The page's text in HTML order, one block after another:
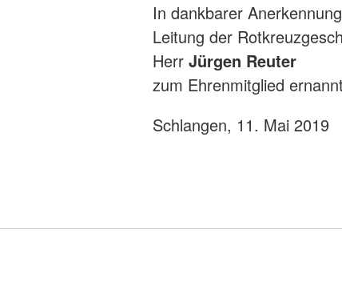
In dankbarer
Leitung der
HerrJürgen Reuter
zum Ehrenmitglied
Schlangen, 11. Mai 2019